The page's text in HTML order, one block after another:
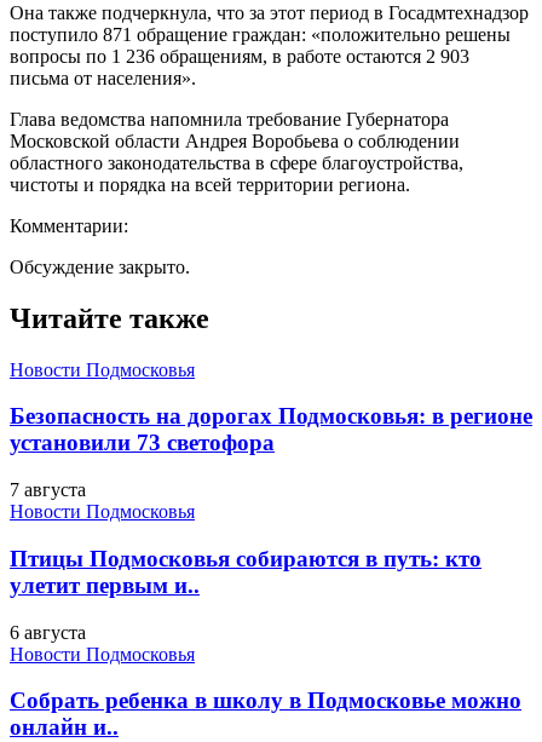
Она также подчеркнула, что за этот период в Госадмтехнадзор
поступило 871 обращение граждан: «положительно решены
вопросы по 1 236 обращениям, в работе остаются 2 903
письма от населения».
Глава ведомства напомнила требование Губернатора
Московской области Андрея Воробьева о соблюдении
областного законодательства в сфере благоустройства,
чистоты и порядка на всей территории региона.
Комментарии:
Обсуждение закрыто.
Читайте также
Новости Подмосковья
Безопасность на дорогах Подмосковья: в регионе
установили 73 светофора
7 августа
Новости Подмосковья
Птицы Подмосковья собираются в путь: кто
улетит первым и..
6 августа
Новости Подмосковья
Собрать ребенка в школу в Подмосковье можно
онлайн и..